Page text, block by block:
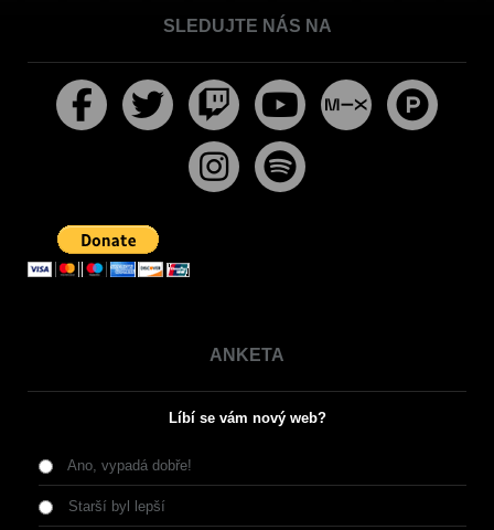
SLEDUJTE NÁS NA
ANKETA
Líbí se vám nový web?
Ano, vypadá dobře!
Starší byl lepší